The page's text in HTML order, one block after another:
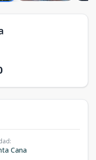
:
Cana